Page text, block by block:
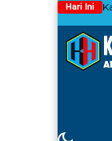
Hari Ini